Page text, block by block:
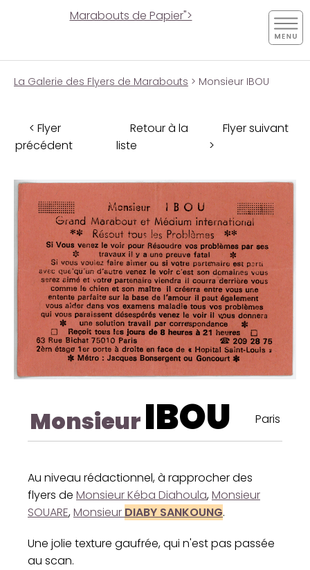
Marabouts de Papier">
La Galerie des Flyers de Marabouts > Monsieur IBOU
< Flyer
précédent
Retour à la
liste
Flyer suivant
>
MonsieurIBOU Paris
Au niveau rédactionnel, à rapprocher des
flyers de Monsieur Kéba Diahoula,Monsieur
SOUARE,Monsieur DIABY SANKOUNG.
Une jolie texture gaufrée, qui n'est pas passée
au scan.